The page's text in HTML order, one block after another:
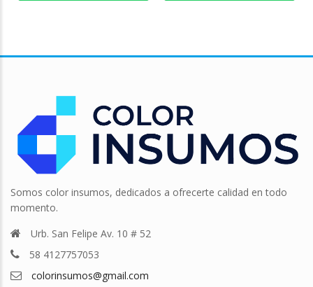
Somos color insumos, dedicados a ofrecerte calidad en todo
momento.
Urb. San Felipe Av. 10 # 52
58 4127757053
colorinsumos@gmail.com